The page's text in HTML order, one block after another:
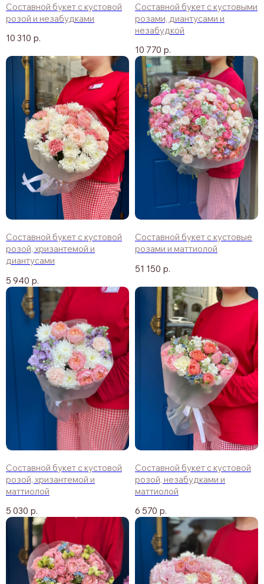
Составной букет с кустовой
розой и незабудками
10 310 р.
Составной букет с кустовыми
розами, диантусами и
незабудкой
10 770 р.
Составной букет с кустовой
розой, хризантемой и
диантусами
5 940 р.
Составной букет с кустовые
розами и маттиолой
51 150 р.
Составной букет с кустовой
розой, хризантемой и
маттиолой
5 030 р.
Составной букет с кустовой
розой, незабудками и
маттиолой
6 570 р.